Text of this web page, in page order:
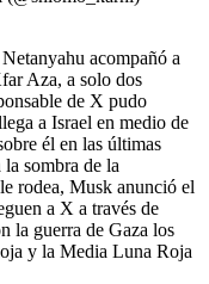
acompañó a
Aza, a solo dos
de X pudo
a Israel en medio de
él en las últimas
sombra de la
rodea, Musk anunció el
a X a través de
la guerra de Gaza los
y la Media Luna Roja